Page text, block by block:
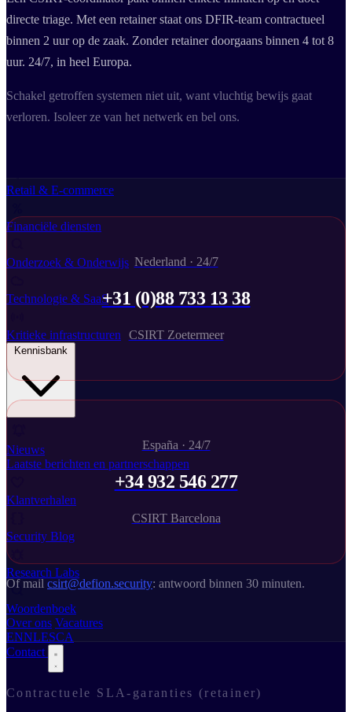
Business Continuity Services
Business Continuity & Recovery
Maakindustrie
Retail & E-commerce
Financiële diensten
Onderzoek & Onderwijs
Technologie & SaaS
Kritieke infrastructuren
Nieuws
Laatste berichten en partnerschappen
Klantverhalen
Security Blog
Research Labs
Woordenboek
Over ons Vacatures
ENNLESCA
Contact
directe triage. Met een retainer staat ons DFIR-team contractueel
binnen 2 uur op de zaak. Zonder retainer doorgaans binnen 4 tot 8
uur. 24/7, in heel Europa.
Schakel getroffen systemen niet uit, want vluchtig bewijs gaat
verloren. Isoleer ze van het netwerk en bel ons.
Nederland · 24/7
+31 (0)88 733 13 38
CSIRT Zoetermeer
España · 24/7
+34 932 546 277
CSIRT Barcelona
Of mail csirt@defion.security: antwoord binnen 30 minuten.
Contractuele SLA-garanties (retainer)